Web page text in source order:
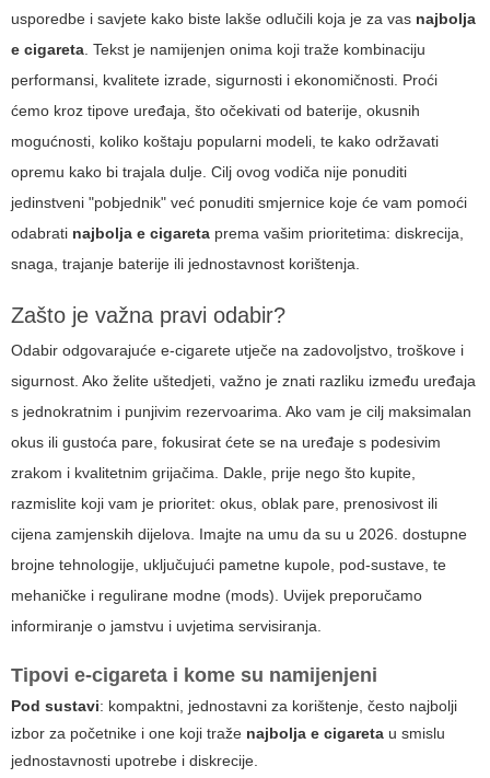
usporedbe i savjete kako biste lakše odlučili koja je za vas najbolja
e cigareta. Tekst je namijenjen onima koji traže kombinaciju
performansi, kvalitete izrade, sigurnosti i ekonomičnosti. Proći
ćemo kroz tipove uređaja, što očekivati od baterije, okusnih
mogućnosti, koliko koštaju popularni modeli, te kako održavati
opremu kako bi trajala dulje. Cilj ovog vodiča nije ponuditi
jedinstveni "pobjednik" već ponuditi smjernice koje će vam pomoći
odabrati najbolja e cigareta prema vašim prioritetima: diskrecija,
snaga, trajanje baterije ili jednostavnost korištenja.
Zašto je važna pravi odabir?
Odabir odgovarajuće e-cigarete utječe na zadovoljstvo, troškove i
sigurnost. Ako želite uštedjeti, važno je znati razliku između uređaja
s jednokratnim i punjivim rezervoarima. Ako vam je cilj maksimalan
okus ili gustoća pare, fokusirat ćete se na uređaje s podesivim
zrakom i kvalitetnim grijačima. Dakle, prije nego što kupite,
razmislite koji vam je prioritet: okus, oblak pare, prenosivost ili
cijena zamjenskih dijelova. Imajte na umu da su u 2026. dostupne
brojne tehnologije, uključujući pametne kupole, pod-sustave, te
mehaničke i regulirane modne (mods). Uvijek preporučamo
informiranje o jamstvu i uvjetima servisiranja.
Tipovi e-cigareta i kome su namijenjeni
Pod sustavi: kompaktni, jednostavni za korištenje, često najbolji
izbor za početnike i one koji traže najbolja e cigareta u smislu
jednostavnosti upotrebe i diskrecije.